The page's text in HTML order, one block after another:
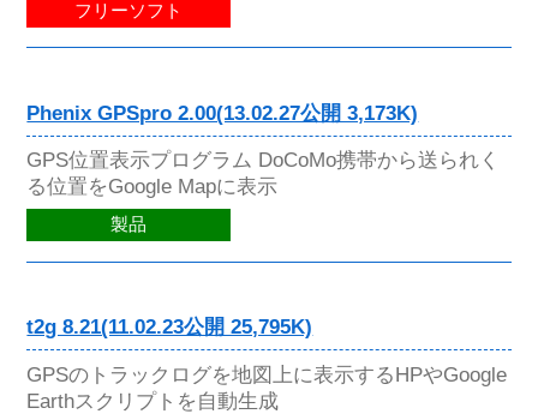
フリーソフト
Phenix GPSpro 2.00(13.02.27公開 3,173K)
GPS位置表示プログラム DoCoMo携帯から送られく
る位置をGoogle Mapに表示
製品
t2g 8.21(11.02.23公開 25,795K)
GPSのトラックログを地図上に表示するHPやGoogle
Earthスクリプトを自動生成